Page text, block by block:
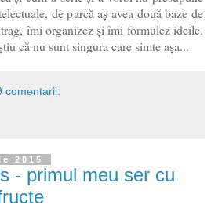
de parcă aș avea două baze de
îmi organizez și îmi formulez ideile.
că nu sunt singura care simte așa...
comentarii:
2015
- primul meu ser cu